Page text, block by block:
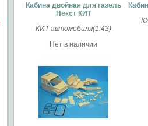
Кабина двойная для газель
Некст КИТ
КИТ автомобиля(1:43)
Нет в наличии